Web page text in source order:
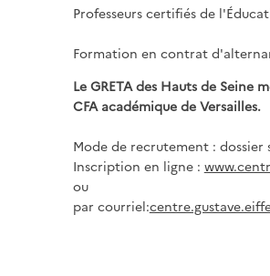
Professeurs certifiés de
Formation en contrat
Le GRETA des Hauts de
CFA académique de Versailles.
Mode de recrutement :
Inscription en ligne :
ou
par courriel: